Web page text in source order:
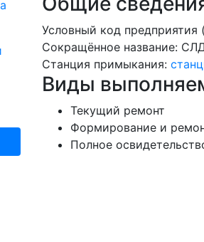
Условный код предприятия
Сокращённое название:
Станция примыкания:
Виды
Текущий ремонт
Формирование и
Полное